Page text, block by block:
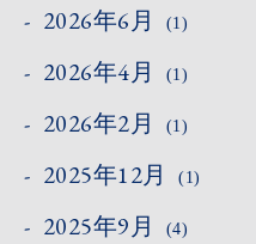
2026年6月 (1)
2026年4月 (1)
2026年2月 (1)
2025年12月 (1)
2025年9月 (4)